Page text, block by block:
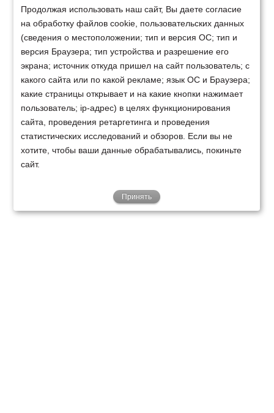
Продолжая использовать наш сайт, Вы даете согласие
на обработку файлов cookie, пользовательских данных
(сведения о местоположении; тип и версия ОС; тип и
версия Браузера; тип устройства и разрешение его
экрана; источник откуда пришел на сайт пользователь; с
какого сайта или по какой рекламе; язык ОС и Браузера;
какие страницы открывает и на какие кнопки нажимает
пользователь; ip-адрес) в целях функционирования
сайта, проведения ретаргетинга и проведения
статистических исследований и обзоров. Если вы не
хотите, чтобы ваши данные обрабатывались, покиньте
сайт.
Принять